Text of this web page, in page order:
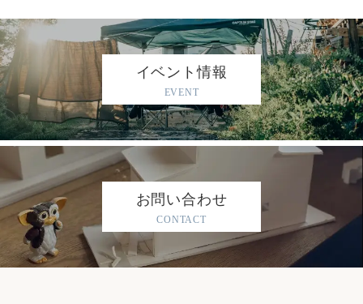
イベント情報
EVENT
お問い合わせ
CONTACT